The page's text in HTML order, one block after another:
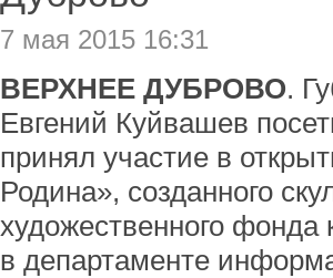
7 мая 2015 16:31
ВЕРХНЕЕ ДУБРОВО.
Евгений Куйвашев
принял участие в
Родина», созданного
художественного
в департаменте